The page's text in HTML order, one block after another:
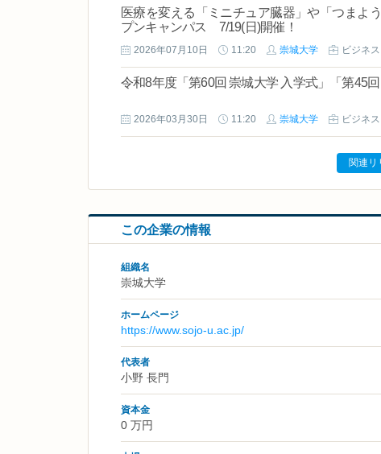
医療を変える「ミニチュア臓器」や「つま
プンキャンパス 7/19(日)開催！
2026年07月10日 11:20 崇城大学 ビジネス
令和8年度「第60回 崇城大学 入学式」「第45
2026年03月30日 11:20 崇城大学 ビジネス
関連リ
この企業の情報
組織名
崇城大学
ホームページ
https://www.sojo-u.ac.jp/
代表者
小野 長門
資本金
0 万円